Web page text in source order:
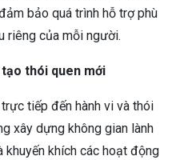
bảo quá trình hỗ trợ phù
riêng của mỗi người.
thói quen mới
tiếp đến hành vi và thói
xây dựng không gian lành
khuyến khích các hoạt động